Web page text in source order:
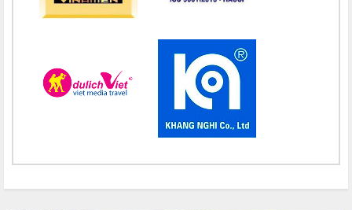
Chúc mừng bổn mạng Chị Maria Nguyễn Thị Thuận 15/08
Chúc mừng bổn mạng Chị Maria Đỗ Thị Nguyệt 15/08
Chúc mừng bổn mạng Chị Maria Trần Thị Công Anh 15/08
Chúc mừng bổn mạng Chị Maria Đỗ Thị Tâm 15/08